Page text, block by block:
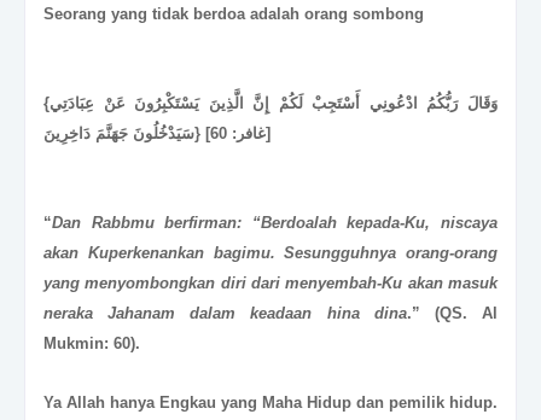
Seorang yang tidak berdoa adalah orang sombong
{وَقَالَ رَبُّكُمُ ادْعُونِي أَسْتَجِبْ لَكُمْ إِنَّ الَّذِينَ يَسْتَكْبِرُونَ عَنْ عِبَادَتِي
سَيَدْخُلُونَ جَهَنَّمَ دَاخِرِينَ} [غافر: 60]
“Dan Rabbmu berfirman: “Berdoalah kepada-Ku, niscaya
akan Kuperkenankan bagimu. Sesungguhnya orang-orang
yang menyombongkan diri dari menyembah-Ku akan masuk
neraka Jahanam dalam keadaan hina dina.” (QS. Al
Mukmin: 60).
Ya Allah hanya Engkau yang Maha Hidup dan pemilik hidup.